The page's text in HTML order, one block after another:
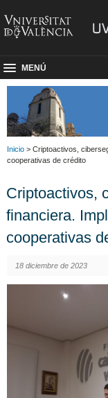
MENÚ
Inicio > Criptoactivos,
cooperativas de crédito
Criptoactivos,
financiera.
cooperativas
18 diciembre de 2023